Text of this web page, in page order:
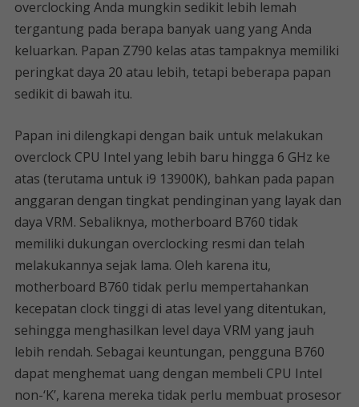
overclocking Anda mungkin sedikit lebih lemah
tergantung pada berapa banyak uang yang Anda
keluarkan. Papan Z790 kelas atas tampaknya memiliki
peringkat daya 20 atau lebih, tetapi beberapa papan
sedikit di bawah itu.
Papan ini dilengkapi dengan baik untuk melakukan
overclock CPU Intel yang lebih baru hingga 6 GHz ke
atas (terutama untuk i9 13900K), bahkan pada papan
anggaran dengan tingkat pendinginan yang layak dan
daya VRM. Sebaliknya, motherboard B760 tidak
memiliki dukungan overclocking resmi dan telah
melakukannya sejak lama. Oleh karena itu,
motherboard B760 tidak perlu mempertahankan
kecepatan clock tinggi di atas level yang ditentukan,
sehingga menghasilkan level daya VRM yang jauh
lebih rendah. Sebagai keuntungan, pengguna B760
dapat menghemat uang dengan membeli CPU Intel
non-‘K’, karena mereka tidak perlu membuat prosesor